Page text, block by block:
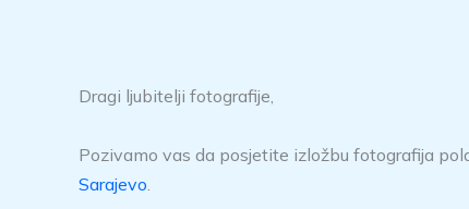
Dragi ljubitelji fotografije,
Pozivamo vas da posjetite izložbu fotografija
Sarajevo.